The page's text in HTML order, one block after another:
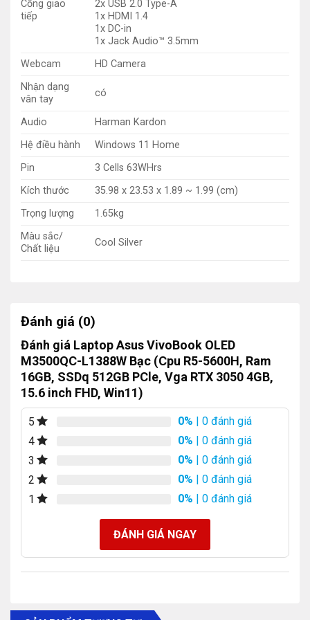
Cổng giao
tiếp
2x USB 2.0 Type-A
1x HDMI 1.4
1x DC-in
1x Jack Audio™ 3.5mm
Webcam
HD Camera
Nhận dạng
vân tay
có
Audio
Harman Kardon
Hệ điều hành
Windows 11 Home
Pin
3 Cells 63WHrs
Kích thước
35.98 x 23.53 x 1.89 ~ 1.99 (cm)
Trọng lượng
1.65kg
Màu sắc/
Chất liệu
Cool Silver
Đánh giá (0)
Đánh giá Laptop Asus VivoBook OLED
M3500QC-L1388W Bạc (Cpu R5-5600H, Ram
16GB, SSDq 512GB PCle, Vga RTX 3050 4GB,
15.6 inch FHD, Win11)
5 0% | 0 đánh giá
4
0% | 0 đánh giá
3
0% | 0 đánh giá
2
0% | 0 đánh giá
1
0% | 0 đánh giá
ĐÁNH GIÁ NGAY